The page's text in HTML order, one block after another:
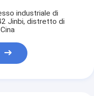
industriale di
Jinbi, distretto di